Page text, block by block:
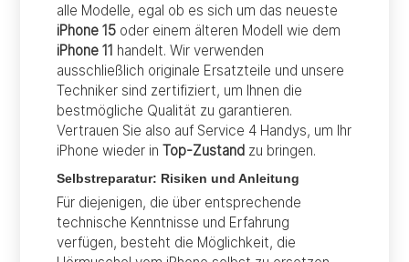
alle Modelle, egal ob es sich um das neueste
iPhone 15 oder einem älteren Modell wie dem
iPhone 11 handelt. Wir verwenden
ausschließlich originale Ersatzteile und unsere
Techniker sind zertifiziert, um Ihnen die
bestmögliche Qualität zu garantieren.
Vertrauen Sie also auf Service 4 Handys, um Ihr
iPhone wieder inTop-Zustand zu bringen.
Selbstreparatur: Risiken und Anleitung
Für diejenigen, die über entsprechende
technische Kenntnisse und Erfahrung
verfügen, besteht die Möglichkeit, die